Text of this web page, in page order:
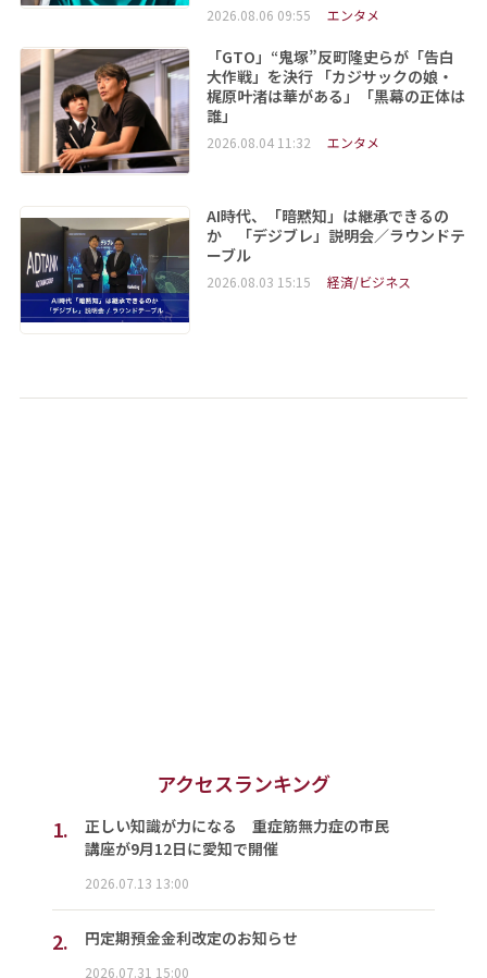
2026.08.06 09:55 エンタメ
「GTO」“鬼塚”反町隆史らが「告白
大作戦」を決行 「カジサックの娘・
梶原叶渚は華がある」「黒幕の正体は
誰」
2026.08.04 11:32 エンタメ
AI時代、「暗黙知」は継承できるの
か 「デジブレ」説明会／ラウンドテ
ーブル
2026.08.03 15:15 経済/ビジネス
アクセスランキング
1.
正しい知識が力になる 重症筋無力症の市民
講座が9月12日に愛知で開催
2026.07.13 13:00
2. 円定期預金金利改定のお知らせ
2026.07.31 15:00